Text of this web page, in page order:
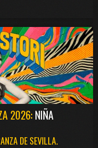
2026:NIÑA
DE SEVILLA.